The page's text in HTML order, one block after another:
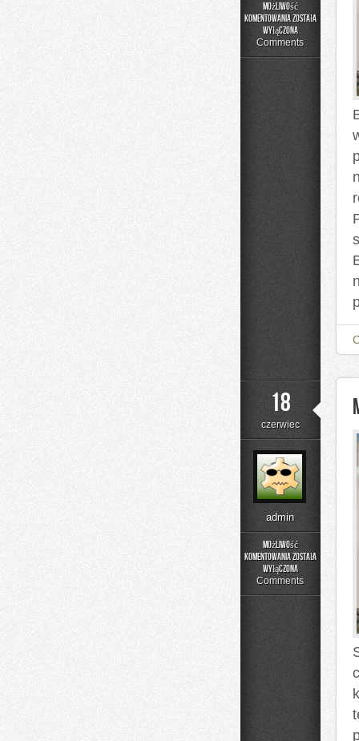
Możliwość
komentowania
Składniki
lupą
została
wyłączona
Comments
18
czerwiec
admin
Możliwość
komentowania
Uroda
została
wyłączona
Comments